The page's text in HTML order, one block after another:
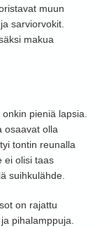
muun
sarviorvokit.
makua
pieniä lapsia.
osaavat olla
tontin reunalla
ei olisi taas
suihkulähde.
on rajattu
pihalamppuja.